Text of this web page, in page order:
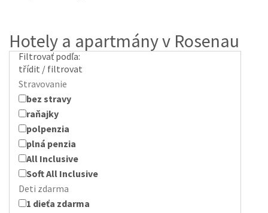
Hotely a apartmány v Rosenau
Filtrovať podľa:
třídit / filtrovat
Stravovanie
bez stravy
raňajky
polpenzia
plná penzia
All Inclusive
Soft All Inclusive
Deti zdarma
1 dieťa zdarma